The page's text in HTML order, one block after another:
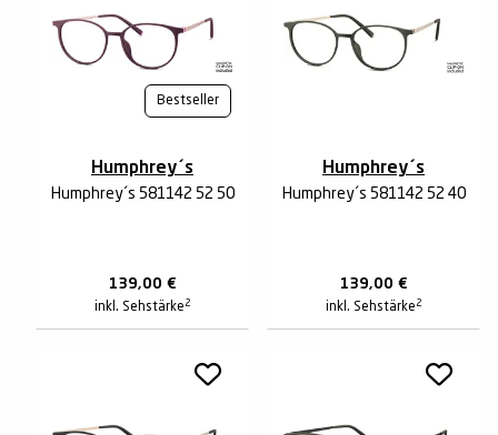
Bestseller
Humphrey´s
Humphrey´s 581142 52 50
139,00 €
inkl. Sehstärke 2
Humphrey´s
Humphrey´s 581142 52 40
139,00 €
inkl. Sehstärke 2